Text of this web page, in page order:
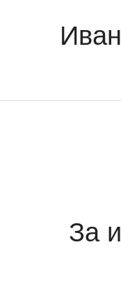
За